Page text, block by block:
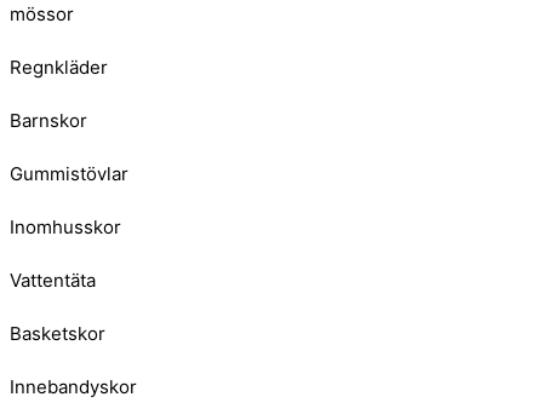
mössor
Regnkläder
Barnskor
Gummistövlar
Inomhusskor
Vattentäta
Basketskor
Innebandyskor